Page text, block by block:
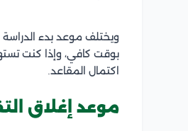
ويختلف موعد بدء الدراسة
بوقت كافي، وإذا كنت
اكتمال المقاعد.
موعد إغلاق